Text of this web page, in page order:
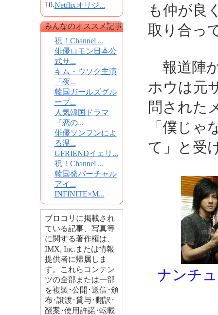
10.Netflixオリジ...
みんなのオススメ記事
祝！Channel ...
俳優ロモン日本公
式サ...
キム・ウソク主演
「夜...
韓国ガールズグル
ープ...
人気韓国ドラマ
『恋の...
俳優ソンフンによ
る温...
GFRIENDイェリ...
祝！Channel ...
韓国発バーチャル
アイ...
INFINITE×M...
ブロコリに掲載され
ている記事、写真等
に関する著作権は、
IMX, Inc.または情報
提供者に帰属しま
す。これらコンテン
ツの全部または一部
を複製･公開･送信･頒
布･譲渡･貸与･翻訳･
翻案･使用許諾･転載
も仲が良
取り合っ
報道陣
ホウは元
問された
「僕じゃ
て」と受
ナンチ